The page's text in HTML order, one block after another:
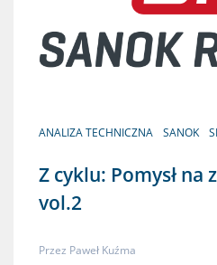
ANALIZA TECHNICZNA SANOK
Z cyklu: Pomysł na
vol.2
Przez Paweł Kuźma